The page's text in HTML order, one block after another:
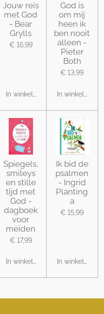
Jouw reis
met God
- Bear
Grylls
€ 16,99
In winkelwagen
God is
om mij
heen ik
ben nooit
alleen -
Pieter
Both
€ 13,99
In
Spiegels,
smileys
en stille
tijd met
God -
dagboek
voor
meiden
€ 17,99
In winkelwagen
Ik bid de
psalmen
- Ingrid
Planting
a
€ 15,99
In